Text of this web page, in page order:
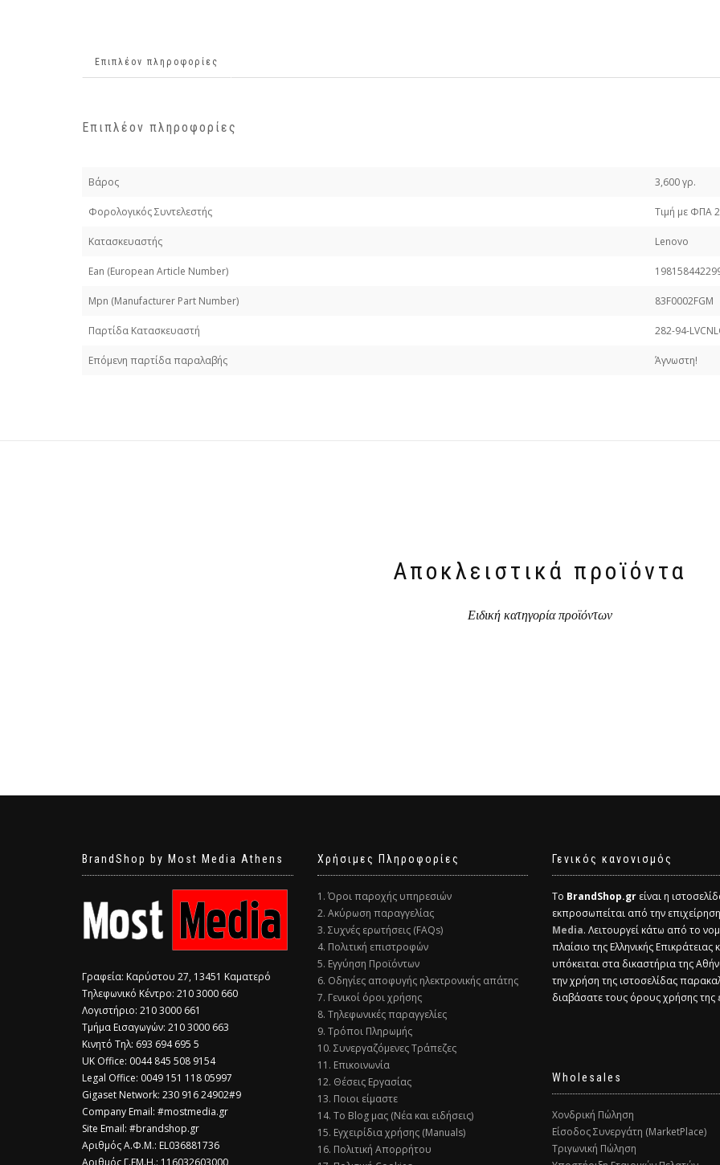
Επιπλέον πληροφορίες
Επιπλέον πληροφορίες
Βάρος 3,600 γρ.
Φορολογικός Συντελεστής Τιμή με ΦΠΑ
Κατασκευαστής Lenovo
Εan (European Article Number)
Mpn (Manufacturer Part Number) 83F0002FGM
Παρτίδα Κατασκευαστή 282-94-
Επόμενη παρτίδα παραλαβής Άγνωστη!
Αποκλειστικά προϊόντα
Ειδική κατηγορία προϊόντων
BrandShop by Most Media Athens
Γραφεία: Καρύστου 27, 13451 Καματερό
Τηλεφωνικό Κέντρο: 210 3000 660
Λογιστήριο: 210 3000 661
Τμήμα Εισαγωγών: 210 3000 663
Κινητό Τηλ: 693 694 695 5
​UK Office: 0044 845 508 9154
Legal Office: 0049 151 118 05997
Gigaset Network: 230 916 24902#9
Company Email: #mostmedia.gr
Site Email: #brandshop.gr
Αριθμός Α.Φ.Μ.: EL036881736
Αριθμός Γ.ΕΜ.Η.: 116032603000
Χρήσιμες Πληροφορίες
1. Όροι παροχής υπηρεσιών
2. Ακύρωση παραγγελίας
3. Συχνές ερωτήσεις (FAQs)
4. Πολιτική επιστροφών
5. Εγγύηση Προϊόντων
6. Οδηγίες αποφυγής ηλεκτρονικής απάτης
7. Γενικοί όροι χρήσης
8. Τηλεφωνικές παραγγελίες
9. Τρόποι Πληρωμής
10. Συνεργαζόμενες Τράπεζες
11. Επικοινωνία
12. Θέσεις Εργασίας
13. Ποιοι είμαστε
14. Το Blog μας (Νέα και ειδήσεις)
15. Εγχειρίδια χρήσης (Manuals)
16. Πολιτική Απορρήτου
Γενικός κανονισμός
Το BrandShop.gr είναι η
εκπροσωπείται από την επιχείρηση
Media. Λειτουργεί κάτω από το
πλαίσιο της Ελληνικής Επικράτειας
υπόκειται στα δικαστήρια της
την χρήση της ιστοσελίδας
διαβάσατε τους όρους χρήσης της
Wholesales
Χονδρική Πώληση
Είσοδος Συνεργάτη (MarketPlace)
Τριγωνική Πώληση